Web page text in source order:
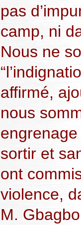
pas
camp, ni
Nous ne
affirmé,
nous
sortir et
ont
violence,
M.